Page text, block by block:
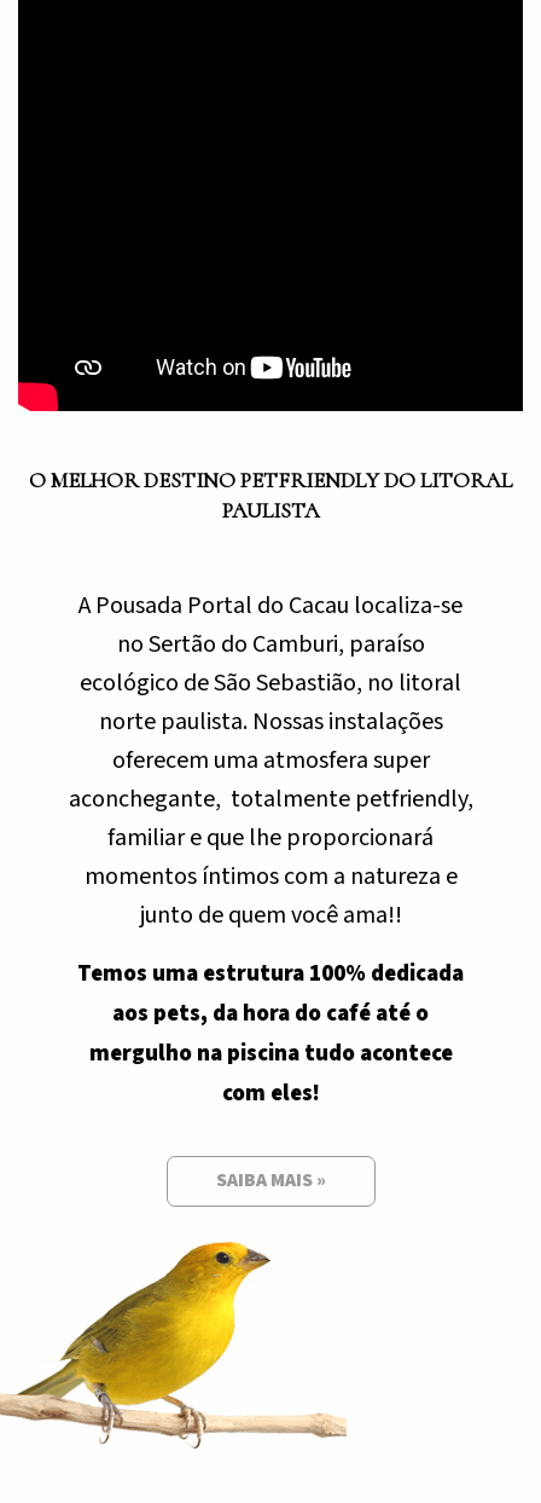
O MELHOR DESTINO PETFRIENDLY DO LITORAL
PAULISTA
A Pousada Portal do Cacau localiza-se
no Sertão do Camburi, paraíso
ecológico de São Sebastião, no litoral
norte paulista. Nossas instalações
oferecem uma atmosfera super
aconchegante, totalmente petfriendly,
familiar e que lhe proporcionará
momentos íntimos com a natureza e
junto de quem você ama!!
Temos uma estrutura 100% dedicada
aos pets, da hora do café até o
mergulho na piscina tudo acontece
com eles!
SAIBA MAIS »